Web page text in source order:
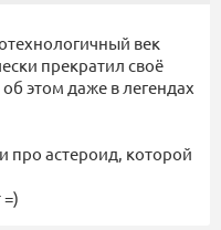
век
прекратил своё
этом даже в легендах
про астероид, которой
=)